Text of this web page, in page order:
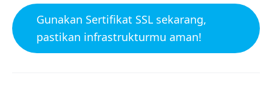
Gunakan Sertifikat SSL sekarang,
pastikan infrastrukturmu aman!